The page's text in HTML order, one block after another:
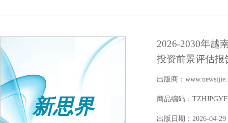
新思界
2026-2030年越
投资前景评估报
出版商：
商品编码：
出版日期：2026-04-29